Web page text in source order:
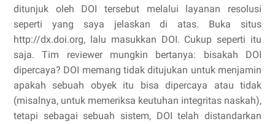
ditunjuk oleh DOI tersebut melalui layanan resolusi
seperti yang saya jelaskan di atas. Buka situs
http://dx.doi.org, lalu masukkan DOI. Cukup seperti itu
saja. Tim reviewer mungkin bertanya: bisakah DOI
dipercaya? DOI memang tidak ditujukan untuk menjamin
apakah sebuah obyek itu bisa dipercaya atau tidak
(misalnya, untuk memeriksa keutuhan integritas naskah),
tetapi sebagai sebuah sistem, DOI telah distandarkan